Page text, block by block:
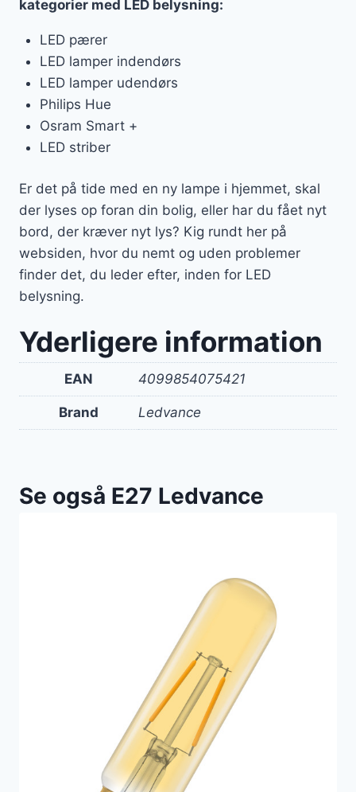
kategorier med LED belysning:
LED pærer
LED lamper indendørs
LED lamper udendørs
Philips Hue
Osram Smart +
LED striber
Er det på tide med en ny lampe i hjemmet, skal
der lyses op foran din bolig, eller har du fået nyt
bord, der kræver nyt lys? Kig rundt her på
websiden, hvor du nemt og uden problemer
finder det, du leder efter, inden for LED
belysning.
Yderligere information
EAN 4099854075421
Brand Ledvance
Se også E27 Ledvance